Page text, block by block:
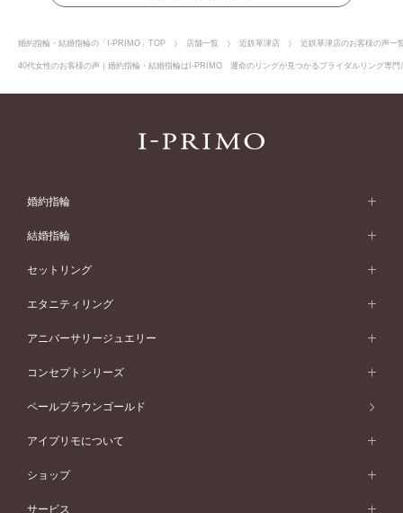
婚約指輪・結婚指輪の「I-PRIMO」TOP 店舗一覧 近鉄草津店 近鉄草津店のお客様の声一
40代女性のお客様の声｜婚約指輪・結婚指輪はI-PRIMO 運命のリングが見つかるブライダルリング専
婚約指輪
婚約指輪 (エンゲージリング)
婚約指輪一覧
ピンクゴールド
ペールブラウンゴールド
ウェーブライン
V字ライン
ワンサイドメレ
ダブルサイドメレ
シンプル
フェミニン
モード
50万円台～
40万円台～
30万円台～
婚約指輪 人気ランキング
結婚指輪
結婚指輪 (マリッジリング)
結婚指輪一覧
ピンクゴールド
ペールブラウンゴールド
ウェーブライン
V字ライン
ワンメレ
セベラルメレ
シンプル
フェミニン
モード
50万円～
40万円～50万円
セットリング
セットリング
セットリング一覧
ピンクゴールド
ペールブラウンゴールド
エタニティリング
エタニティリング
エタニティリング一覧
ピンクゴールド
ペールブラウンゴールド
アニバーサリージュエリー
アニバーサリージュエリー
アニバーサリージュエリー一覧
ファッションリング
ブレスレット
コンセプトシリーズ
コンセプトシリーズ
オリジンビリーフ
ペールブラウンゴールド
アイプリモについて
アイプリモについて
パーソナルハンド診断
ショップ
店舗一覧
サービス